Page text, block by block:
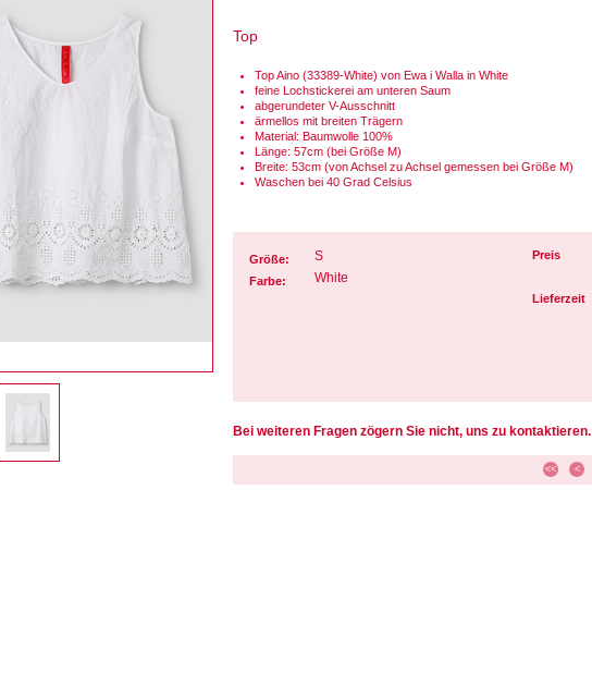
Top
Top Aino (33389-White) von Ewa i Walla in White
feine Lochstickerei am unteren Saum
abgerundeter V-Ausschnitt
ärmellos mit breiten Trägern
Material: Baumwolle 100%
Länge: 57cm (bei Größe M)
Breite: 53cm (von Achsel zu Achsel gemessen bei Größe M)
Waschen bei 40 Grad Celsius
Größe: S
Farbe: White
Preis
Lieferzeit
Bei weiteren Fragen zögern Sie nicht, uns zu kontaktieren.
<< <